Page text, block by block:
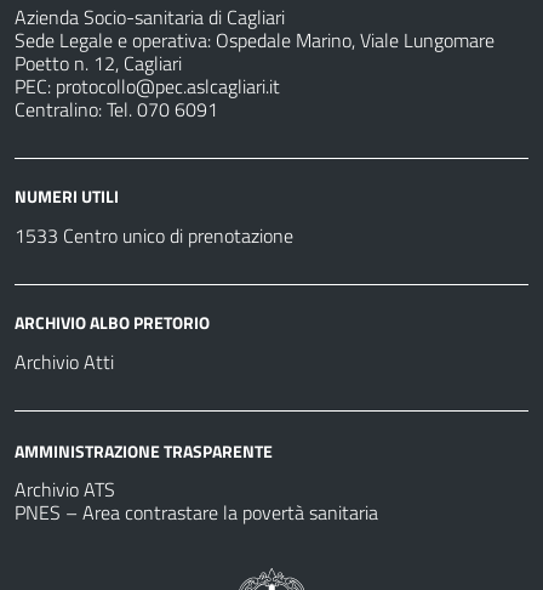
Azienda Socio-sanitaria di Cagliari
Sede Legale e operativa: Ospedale Marino, Viale Lungomare
Poetto n. 12, Cagliari
PEC: protocollo@pec.aslcagliari.it
Centralino: Tel. 070 6091
NUMERI UTILI
1533 Centro unico di prenotazione
ARCHIVIO ALBO PRETORIO
Archivio Atti
AMMINISTRAZIONE TRASPARENTE
Archivio ATS
PNES – Area contrastare la povertà sanitaria